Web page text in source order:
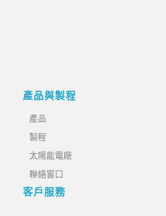
產品與製程
產品
製程
太陽能電廠
聯絡窗口
客戶服務